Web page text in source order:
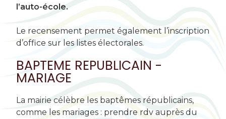
l’auto-école.
Le recensement permet également l’inscription
d’office sur les listes électorales.
BAPTEME REPUBLICAIN -
MARIAGE
La mairie célèbre les baptêmes républicains,
comme les mariages : prendre rdv auprès du